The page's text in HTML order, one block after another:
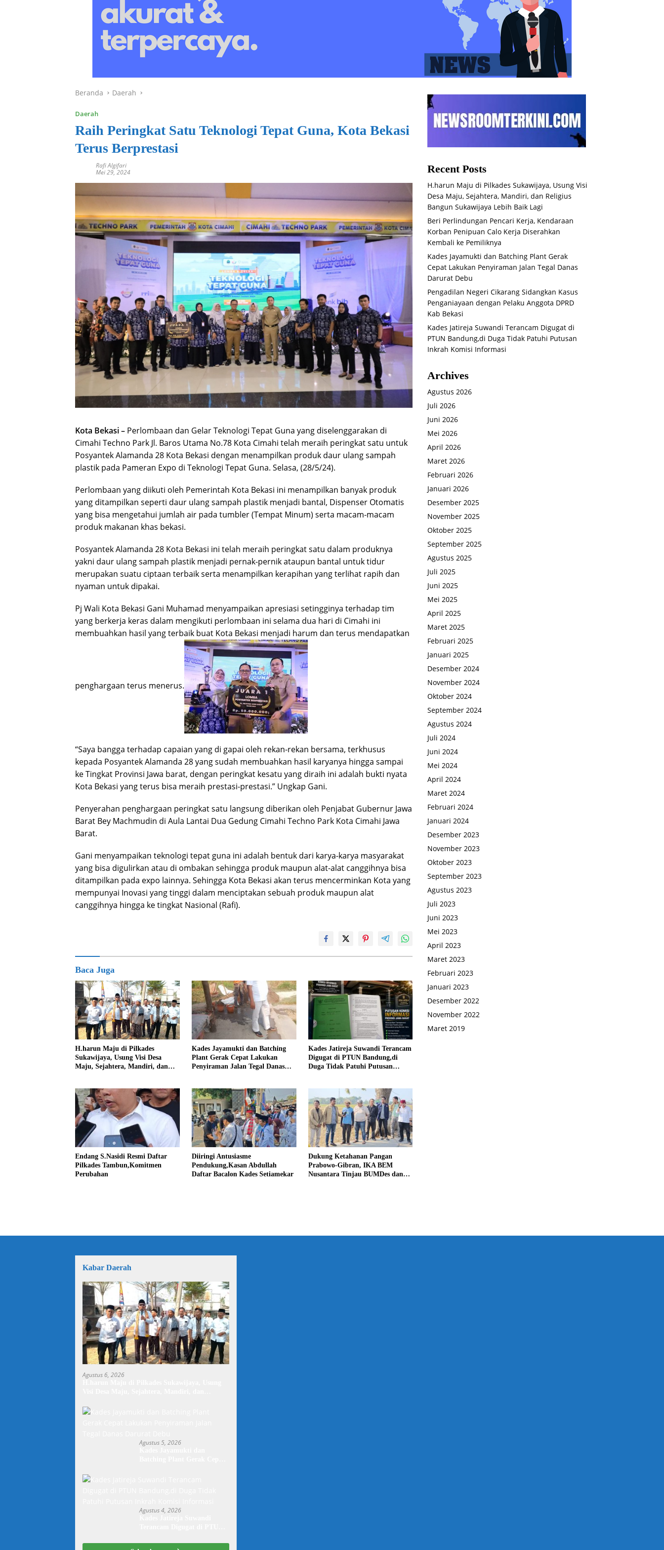
Beranda Daerah
Daerah
Raih Peringkat Satu Teknologi Tepat Guna, Kota Bekasi
Terus Berprestasi
Rafi Algifari
Mei 29, 2024
Kota Bekasi – Perlombaan dan Gelar Teknologi Tepat Guna yang diselenggarakan di
Cimahi Techno Park Jl. Baros Utama No.78 Kota Cimahi telah meraih peringkat satu untuk
Posyantek Alamanda 28 Kota Bekasi dengan menampilkan produk daur ulang sampah
plastik pada Pameran Expo di Teknologi Tepat Guna. Selasa, (28/5/24).
Perlombaan yang diikuti oleh Pemerintah Kota Bekasi ini menampilkan banyak produk
yang ditampilkan seperti daur ulang sampah plastik menjadi bantal, Dispenser Otomatis
yang bisa mengetahui jumlah air pada tumbler (Tempat Minum) serta macam-macam
produk makanan khas bekasi.
Posyantek Alamanda 28 Kota Bekasi ini telah meraih peringkat satu dalam produknya
yakni daur ulang sampah plastik menjadi pernak-pernik ataupun bantal untuk tidur
merupakan suatu ciptaan terbaik serta menampilkan kerapihan yang terlihat rapih dan
nyaman untuk dipakai.
Pj Wali Kota Bekasi Gani Muhamad menyampaikan apresiasi setingginya terhadap tim
yang berkerja keras dalam mengikuti perlombaan ini selama dua hari di Cimahi ini
membuahkan hasil yang terbaik buat Kota Bekasi menjadi harum dan terus mendapatkan
penghargaan terus menerus.
“Saya bangga terhadap capaian yang di gapai oleh rekan-rekan bersama, terkhusus
kepada Posyantek Alamanda 28 yang sudah membuahkan hasil karyanya hingga sampai
ke Tingkat Provinsi Jawa barat, dengan peringkat kesatu yang diraih ini adalah bukti nyata
Kota Bekasi yang terus bisa meraih prestasi-prestasi.” Ungkap Gani.
Penyerahan penghargaan peringkat satu langsung diberikan oleh Penjabat Gubernur Jawa
Barat Bey Machmudin di Aula Lantai Dua Gedung Cimahi Techno Park Kota Cimahi Jawa
Barat.
Gani menyampaikan teknologi tepat guna ini adalah bentuk dari karya-karya masyarakat
yang bisa digulirkan atau di ombakan sehingga produk maupun alat-alat canggihnya bisa
ditampilkan pada expo lainnya. Sehingga Kota Bekasi akan terus mencerminkan Kota yang
mempunyai Inovasi yang tinggi dalam menciptakan sebuah produk maupun alat
canggihnya hingga ke tingkat Nasional (Rafi).
Baca Juga
H.harun Maju di Pilkades
Sukawijaya, Usung Visi Desa
Maju, Sejahtera, Mandiri, dan
Kades Jayamukti dan Batching
Plant Gerak Cepat Lakukan
Penyiraman Jalan Tegal Danas
Kades Jatireja Suwandi Terancam
Digugat di PTUN Bandung,di
Duga Tidak Patuhi Putusan
Endang S.Nasidi Resmi Daftar
Pilkades Tambun,Komitmen
Perubahan
Diiringi Antusiasme
Pendukung,Kasan Abdullah
Daftar Bacalon Kades Setiamekar
Dukung Ketahanan Pangan
Prabowo-Gibran, IKA BEM
Nusantara Tinjau BUMDes dan
Recent Posts
H.harun Maju di Pilkades Sukawijaya, Usung Visi
Desa Maju, Sejahtera, Mandiri, dan Religius
Bangun Sukawijaya Lebih Baik Lagi
Beri Perlindungan Pencari Kerja, Kendaraan
Korban Penipuan Calo Kerja Diserahkan
Kembali ke Pemiliknya
Kades Jayamukti dan Batching Plant Gerak
Cepat Lakukan Penyiraman Jalan Tegal Danas
Darurat Debu
Pengadilan Negeri Cikarang Sidangkan Kasus
Penganiayaan dengan Pelaku Anggota DPRD
Kab Bekasi
Kades Jatireja Suwandi Terancam Digugat di
PTUN Bandung,di Duga Tidak Patuhi Putusan
Inkrah Komisi Informasi
Archives
Agustus 2026
Juli 2026
Juni 2026
Mei 2026
April 2026
Maret 2026
Februari 2026
Januari 2026
Desember 2025
November 2025
Oktober 2025
September 2025
Agustus 2025
Juli 2025
Juni 2025
Mei 2025
April 2025
Maret 2025
Februari 2025
Januari 2025
Desember 2024
November 2024
Oktober 2024
September 2024
Agustus 2024
Juli 2024
Juni 2024
Mei 2024
April 2024
Maret 2024
Februari 2024
Januari 2024
Desember 2023
November 2023
Oktober 2023
September 2023
Agustus 2023
Juli 2023
Juni 2023
Mei 2023
April 2023
Maret 2023
Februari 2023
Januari 2023
Desember 2022
November 2022
Maret 2019
Kabar Daerah
Agustus 6, 2026
Agustus 5, 2026
Agustus 4, 2026
Patuhi Putusan Inkrah